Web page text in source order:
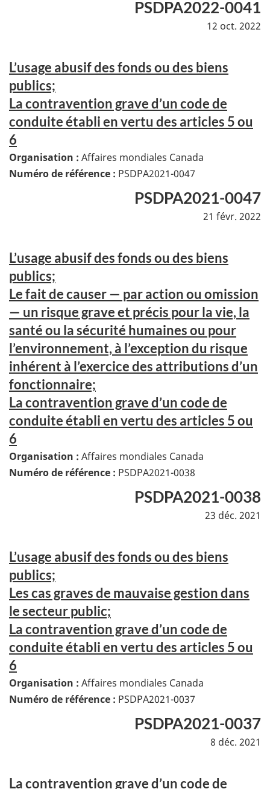
PSDPA2022-0041
12 oct. 2022
L’usage abusif des fonds ou des biens
publics;
La contravention grave d’un code de
conduite établi en vertu des articles 5 ou
6
Organisation : Affaires mondiales Canada
Numéro de référence : PSDPA2021-0047
PSDPA2021-0047
21 févr. 2022
L’usage abusif des fonds ou des biens
publics;
Le fait de causer — par action ou omission
— un risque grave et précis pour la vie, la
santé ou la sécurité humaines ou pour
l’environnement, à l’exception du risque
inhérent à l’exercice des attributions d’un
fonctionnaire;
La contravention grave d’un code de
conduite établi en vertu des articles 5 ou
6
Organisation : Affaires mondiales Canada
Numéro de référence : PSDPA2021-0038
PSDPA2021-0038
23 déc. 2021
L’usage abusif des fonds ou des biens
publics;
Les cas graves de mauvaise gestion dans
le secteur public;
La contravention grave d’un code de
conduite établi en vertu des articles 5 ou
6
Organisation : Affaires mondiales Canada
Numéro de référence : PSDPA2021-0037
PSDPA2021-0037
8 déc. 2021
La contravention grave d’un code de